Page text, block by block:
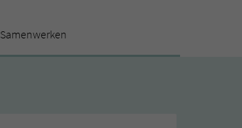
Samenwerken